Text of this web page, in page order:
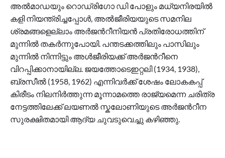
അൽമാഡയും റൊഡ്രിഗോ ഡി പോളും മധ്യനിരയിൽ
കളി നിയന്ത്രിച്ചപ്പോൾ, അൽജീരിയയുടെ സമനില
ശ്രമങ്ങളെല്ലാം അർജന്‍റീനിയൻ പ്രതിരോധത്തിന്
മുന്നിൽ തകർന്നുപോയി. പന്തടക്കത്തിലും പാസിലും
മുന്നില്‍ നിന്നിട്ടും അൾജീരിയക്ക് അര്‍ജന്‍റീനെ
വിറപ്പിക്കാനായില്ല. ജയത്തോടെഇറ്റലി (1934, 1938),
ബ്രസീൽ (1958, 1962) എന്നിവർക്ക് ശേഷം ലോകകപ്പ്
കിരീടം നിലനിര്‍ത്തുന്ന മൂന്നാമത്തെ രാജ്യമെന്ന ചരിത്ര
നേട്ടത്തിലേക്ക് ലയണൽ സ്കലോണിയുടെ അർജന്‍റീന
സുരക്ഷിതമായി ആദ്യ ചുവടുവെച്ചു കഴിഞ്ഞു.